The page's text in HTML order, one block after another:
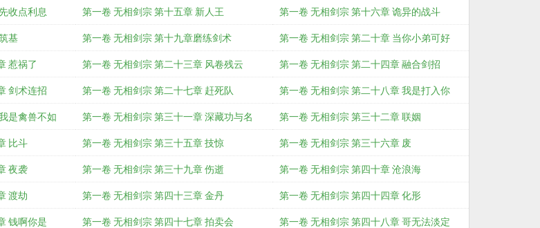
收点利息 第一卷 无相剑宗 第十五章 新人王 第一卷 无相剑宗 第十六章 诡异的战斗
基 第一卷 无相剑宗 第十九章磨练剑术 第一卷 无相剑宗 第二十章 当你小弟可好
惹祸了 第一卷 无相剑宗 第二十三章 风卷残云 第一卷 无相剑宗 第二十四章 融合剑招
剑术连招 第一卷 无相剑宗 第二十七章 赶死队 第一卷 无相剑宗 第二十八章 我是打入你
是禽兽不如 第一卷 无相剑宗 第三十一章 深藏功与名 第一卷 无相剑宗 第三十二章 联姻
比斗 第一卷 无相剑宗 第三十五章 技惊 第一卷 无相剑宗 第三十六章 废
夜袭 第一卷 无相剑宗 第三十九章 伤逝 第一卷 无相剑宗 第四十章 沧浪海
渡劫 第一卷 无相剑宗 第四十三章 金丹 第一卷 无相剑宗 第四十四章 化形
钱啊你是 第一卷 无相剑宗 第四十七章 拍卖会 第一卷 无相剑宗 第四十八章 哥无法淡定